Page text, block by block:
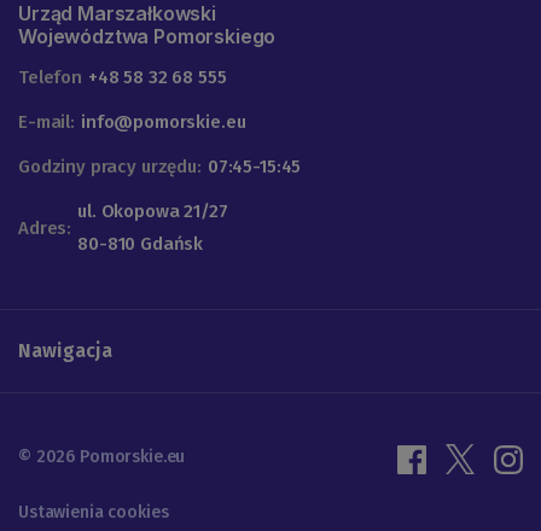
Urząd Marszałkowski
Województwa Pomorskiego
Telefon +48 58 32 68 555
E-mail: info@pomorskie.eu
Godziny pracy urzędu: 07:45-15:45
Adres:
ul. Okopowa 21/27
80-810 Gdańsk
Nawigacja
© 2026 Pomorskie.eu
Ustawienia cookies